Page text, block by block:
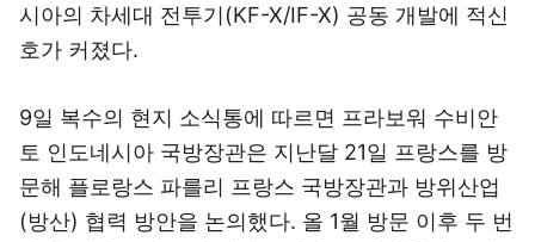
시아의 차세대 전투기(KF-X/IF-X) 공동 개발에 적신
호가 커졌다.
9일 복수의 현지 소식통에 따르면 프라보워 수비안
토 인도네시아 국방장관은 지난달 21일 프랑스를 방
문해 플로랑스 파를리 프랑스 국방장관과 방위산업
(방산) 협력 방안을 논의했다. 올 1월 방문 이후 두 번